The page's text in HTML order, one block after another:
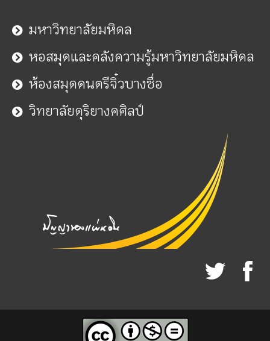
มหาวิทยาลัยมหิดล
หอสมุดและคลังความรู้มหาวิทยาลัยมหิดล
ห้องสมุดดนตรีจิ๋วบางซื่อ
วิทยาลัยดุริยางคศิลป์